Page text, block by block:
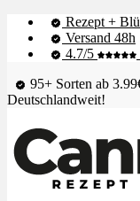
Rezept +
Versand 48h
4.7/5
95+ Sorten ab
Deutschlandweit!